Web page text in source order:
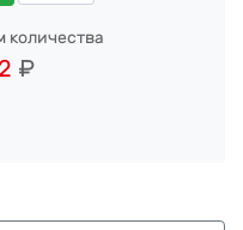
количества
₽